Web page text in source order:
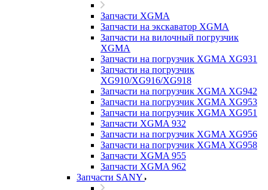
Запчасти XGMA
Запчасти на экскаватор XGMA
Запчасти на вилочный погрузчик
XGMA
Запчасти на погрузчик XGMA XG931
Запчасти на погрузчик
XG910/XG916/XG918
Запчасти на погрузчик XGMA XG942
Запчасти на погрузчик XGMA XG953
Запчасти на погрузчик XGMA XG951
Запчасти XGMA 932
Запчасти на погрузчик XGMA XG956
Запчасти на погрузчик XGMA XG958
Запчасти XGMA 955
Запчасти XGMA 962
Запчасти SANY